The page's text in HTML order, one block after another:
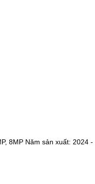
8MP Năm sản xuất: 2024 -